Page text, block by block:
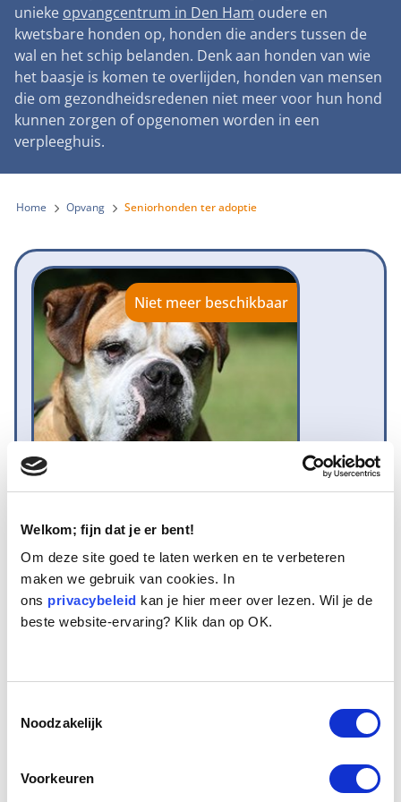
Welkom; fijn dat je er bent!
Om deze site goed te laten werken en te verbeteren
maken we gebruik van cookies. In
ons privacybeleid kan je hier meer over lezen. Wil je de
beste website-ervaring? Klik dan op OK.
Noodzakelijk
Voorkeuren
Landelijke registratie bijtincidenten
Verantwoord fokbeleid
Landelijk vuurwerkverbod
Verplichte pre-aanschaf cursus
Gemeentelijk meldpunt bijtincidenten
Bescherming tegen grasaren
Lezingen
Symposium Gemeentelijk Dierenbeleid
Teken onze petitie
Steun als bedrijf
Adopteer een seniorhond
Sponsor een seniorhond
Steun als vrijwilliger
Honden voor Honden Loop
Vraag een donatiebox aan
Wat wij doen
Onze organisatie
Samenwerking
Jaarverslag
Vacatures
Donateursmagazine Hond
Onze successen voor honden
Contactgegevens
Pers
Nieuws
Nieuwsbrief
Incassodata
Zoeken
unieke opvangcentrum in Den Ham oudere en
kwetsbare honden op, honden die anders tussen de
wal en het schip belanden. Denk aan honden van wie
het baasje is komen te overlijden, honden van mensen
die om gezondheidsredenen niet meer voor hun hond
kunnen zorgen of opgenomen worden in een
verpleeghuis.
Home Opvang Seniorhonden ter adoptie
Niet meer beschikbaar
Naam: Elvis
Leeftijd: 9
Ras/type: Old English Bulldog
Geslacht: Reu
De 9 jaar oude Old Englisch Bulldog Elvis is samen met Tom, de
Rottweilerkruising naar ons toegebracht nadat hun eigenaresse